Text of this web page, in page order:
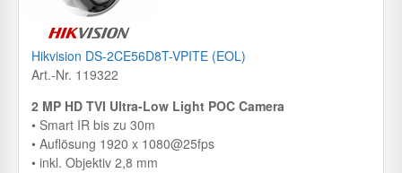
Hikvision DS-2CE56D8T-VPITE (EOL)
Art.-Nr. 119322
2 MP HD TVI Ultra-Low Light POC Camera
• Smart IR bis zu 30m
• Auflösung 1920 x 1080@25fps
• inkl. Objektiv 2,8 mm